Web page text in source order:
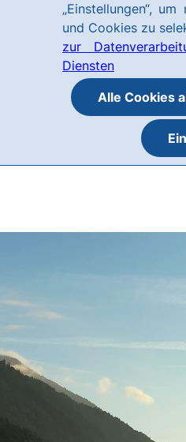
„Einstellungen“,
und Cookies zu
zur
Diensten
Alle Cookies